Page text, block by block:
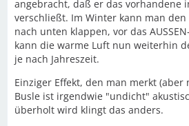
angebracht, daß er das vorhandene
verschließt. Im Winter kann man
nach unten klappen, vor das
kann die warme Luft nun weiterhin
je nach Jahreszeit.
Einziger Effekt, den man merkt (aber
Busle ist irgendwie "undicht"
überholt wird klingt das anders.